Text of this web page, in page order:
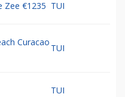
Zee €1235 TUI
Curacao
TUI
TUI